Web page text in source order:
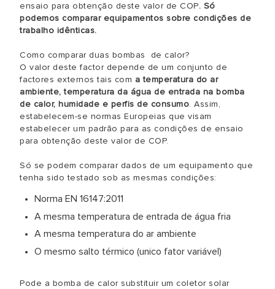
ensaio para obtenção deste valor de COP. Só
podemos comparar equipamentos sobre condições de
trabalho idênticas.
Como comparar duas bombas de calor?
O valor deste factor depende de um conjunto de
factores externos tais com a temperatura do ar
ambiente, temperatura da água de entrada na bomba
de calor, humidade e perfis de consumo. Assim,
estabelecem-se normas Europeias que visam
estabelecer um padrão para as condições de ensaio
para obtenção deste valor de COP.
Só se podem comparar dados de um equipamento que
tenha sido testado sob as mesmas condições:
Norma EN 16147:2011
A mesma temperatura de entrada de água fria
A mesma temperatura do ar ambiente
O mesmo salto térmico (unico fator variável)
Pode a bomba de calor substituir um coletor solar